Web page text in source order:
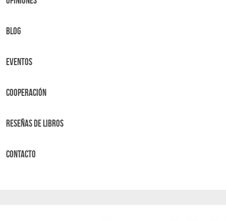
BLOG
Eventos
Cooperación
Reseñas de libros
Contacto